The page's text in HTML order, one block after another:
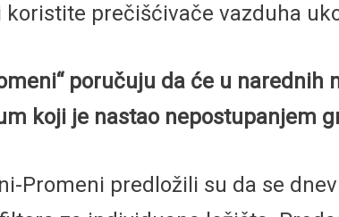
koristite prečišćivače vazduha
poručuju da će u
koji je nastao nepostupanjem
Promeni predložili su da se